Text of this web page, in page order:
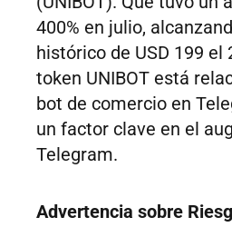
400% en julio,
histórico de USD 199 el
token UNIBOT está
bot de comercio en
un factor clave en el
Telegram.
Advertencia sobre